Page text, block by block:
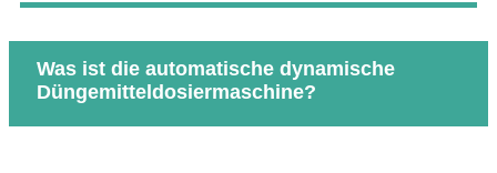
Was ist die automatische dynamische
Düngemitteldosiermaschine?